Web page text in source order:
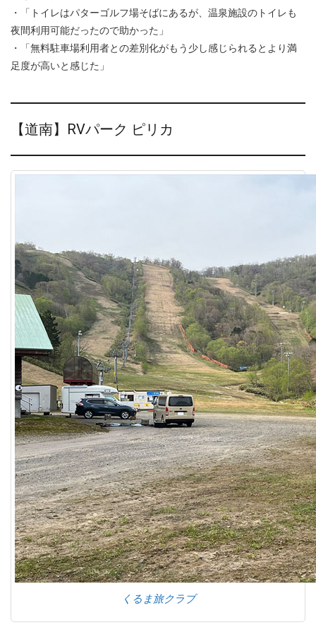
・「トイレはパターゴルフ場そばにあるが、温泉施設のトイレも
夜間利用可能だったので助かった」
・「無料駐車場利用者との差別化がもう少し感じられるとより満
足度が高いと感じた」
【道南】RVパーク ピリカ
くるま旅クラブ